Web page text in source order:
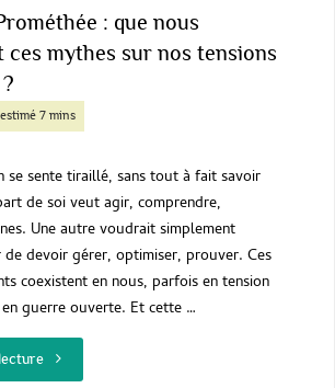
traversent
"
: que nous
ces mythes sur nos tensions
se sente tiraillé, sans tout à fait savoir
de soi veut agir, comprendre,
Une autre voudrait simplement
devoir gérer, optimiser, prouver. Ces
coexistent en nous, parfois en tension
guerre ouverte. Et cette …
"Orphée